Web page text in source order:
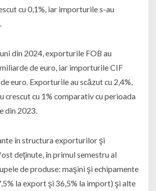
cu 0,1%, iar importurile s-au
din 2024, exporturile FOB au
de euro, iar importurile CIF
euro. Exporturile au scăzut cu 2,4%,
crescut cu 1% comparativ cu perioada
din 2023.
în structura exporturilor şi
deţinute, în primul semestru al
de produse: maşini şi echipamente
la export şi 36,5% la import) şi alte